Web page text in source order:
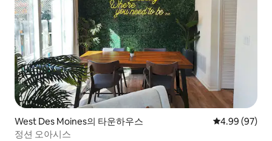
West Des Moines의 타운하우스 평점 4.99점(5
4.99 (97)
정션 오아시스